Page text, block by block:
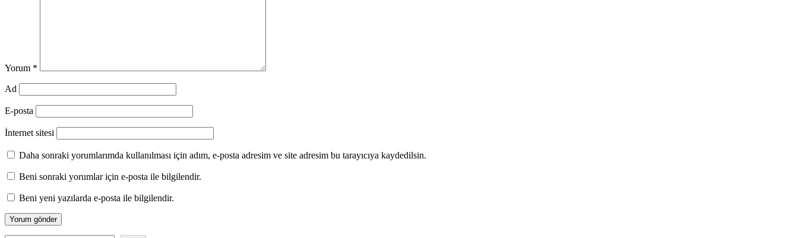
Yorum *
Ad
E-posta
İnternet sitesi
Daha sonraki yorumlarımda kullanılması için adım, e-posta adresim ve site adresim bu tarayıcıya kaydedilsin.
Beni sonraki yorumlar için e-posta ile bilgilendir.
Beni yeni yazılarda e-posta ile bilgilendir.